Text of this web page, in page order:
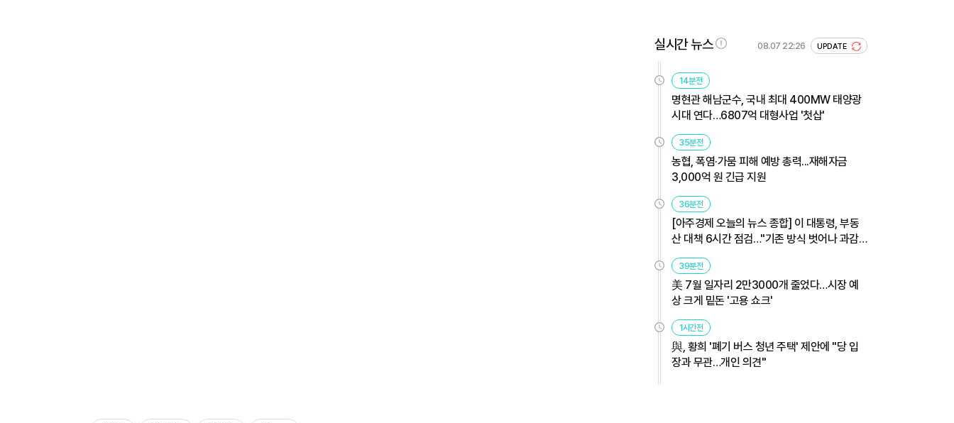
실시간 뉴스 08.07 22:26 UPDATE
14분전
명현관 해남군수, 국내 최대 400MW 태양광
시대 연다…6807억 대형사업 '첫삽'
35분전
농협, 폭염·가뭄 피해 예방 총력...재해자금
3,000억 원 긴급 지원
36분전
[아주경제 오늘의 뉴스 종합] 이 대통령, 부동
산 대책 6시간 점검…"기존 방식 벗어나 과감
히 실행" 外
39분전
美 7월 일자리 2만3000개 줄었다…시장 예
상 크게 밑돈 '고용 쇼크'
1시간전
與, 황희 '폐기 버스 청년 주택' 제안에 "당 입
장과 무관…개인 의견"